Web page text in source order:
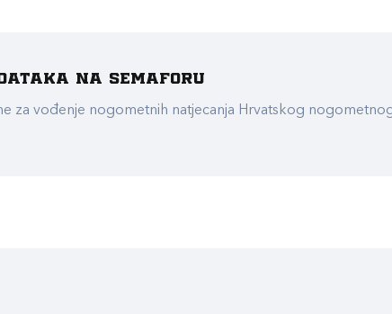
na Semaforu
za vođenje nogometnih natjecanja Hrvatskog